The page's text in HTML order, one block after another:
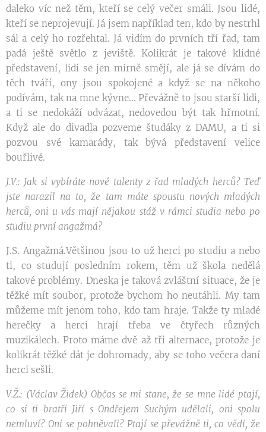
daleko víc než těm, kteří se celý večer smáli. Jsou lidé,
kteří se neprojevují. Já jsem například ten, kdo by nestrhl
sál a celý ho rozřehtal. Já vidím do prvních tří řad, tam
padá ještě světlo z jeviště. Kolikrát je takové klidné
představení, lidi se jen mírně smějí, ale já se dívám do
těch tváří, ony jsou spokojené a když se na někoho
podívám, tak na mne kývne... Převážně to jsou starší lidi,
a ti se nedokáží odvázat, nedovedou být tak hřmotní.
Když ale do divadla pozveme študáky z DAMU, a ti si
pozvou své kamarády, tak bývá představení velice
bouřlivé.
J.V.: Jak si vybíráte nové talenty z řad mladých herců? Teď
jste narazil na to, že tam máte spoustu nových mladých
herců, oni u vás mají nějakou stáž v rámci studia nebo po
studiu první angažmá?
J.S. Angažmá.Většinou jsou to už herci po studiu a nebo
ti, co studují posledním rokem, těm už škola nedělá
takové problémy. Dneska je taková zvláštní situace, že je
těžké mít soubor, protože bychom ho neutáhli. My tam
můžeme mít jenom toho, kdo tam hraje. Takže ty mladé
herečky a herci hrají třeba ve čtyřech různých
muzikálech. Proto máme dvě až tři alternace, protože je
kolikrát těžké dát je dohromady, aby se toho večera daní
herci sešli.
V.Ž.: (Václav Židek) Občas se mi stane, že se mne lidé ptají,
co si ti bratři Jiří s Ondřejem Suchým udělali, oni spolu
nemluví? Oni se pohněvali? Ptají se převážně ti, co vědí, že